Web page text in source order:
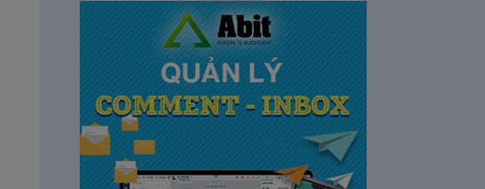
Bạn sẽ cảm thấy mệt mỏi, vì cứ
phải…
Bảng giá lượt view Youtube
tại Việt Nam và Hoa kỳ mới
28/05/2020
63368
Khi tham gia chương trình
Partner Program của YouTube,
…